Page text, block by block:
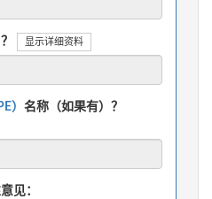
显示详细资料
） 名称（如果有）？
见：